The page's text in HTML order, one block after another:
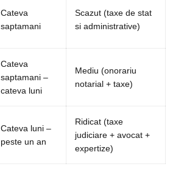
Cateva
saptamani
Scazut (taxe de stat
si administrative)
Cateva
saptamani –
cateva luni
Mediu (onorariu
notarial + taxe)
Cateva luni –
peste un an
Ridicat (taxe
judiciare + avocat +
expertize)